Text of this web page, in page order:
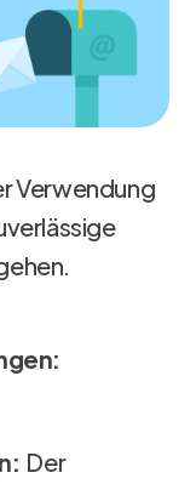
Verwendung
Der